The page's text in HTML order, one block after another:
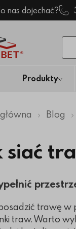
nas dojechać?
Po
Produkty
Blog
siać
trawę w
traw. Warto